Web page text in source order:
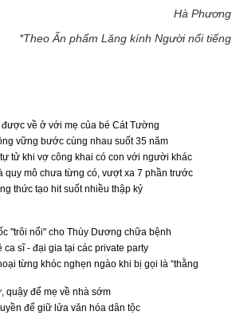
Hà Phương
*Theo Ấn phẩm Lăng kính Người nổi tiếng
về ở với mẹ của bé Cát Tường
vững bước cùng nhau suốt 35 năm
tử khi vợ công khai có con với người khác
quy mô chưa từng có, vượt xa 7 phần trước
thức tạo hit suốt nhiều thập kỷ
"trôi nổi" cho Thùy Dương chữa bệnh
sĩ - đại gia tại các private party
từng khóc nghẹn ngào khi bị gọi là “thằng
quậy để mẹ về nhà sớm
để giữ lửa văn hóa dân tộc